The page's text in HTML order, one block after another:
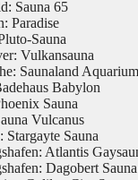
Sauna 65
Paradise
Sauna
Vulkansauna
Saunaland Aquarium
Babylon
Sauna
Vulcanus
Stargayte Sauna
Atlantis
Dagobert Sauna